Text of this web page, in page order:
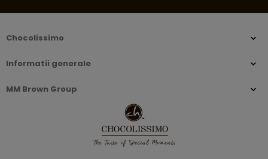
Chocolissimo
Informatii generale
MM Brown Group